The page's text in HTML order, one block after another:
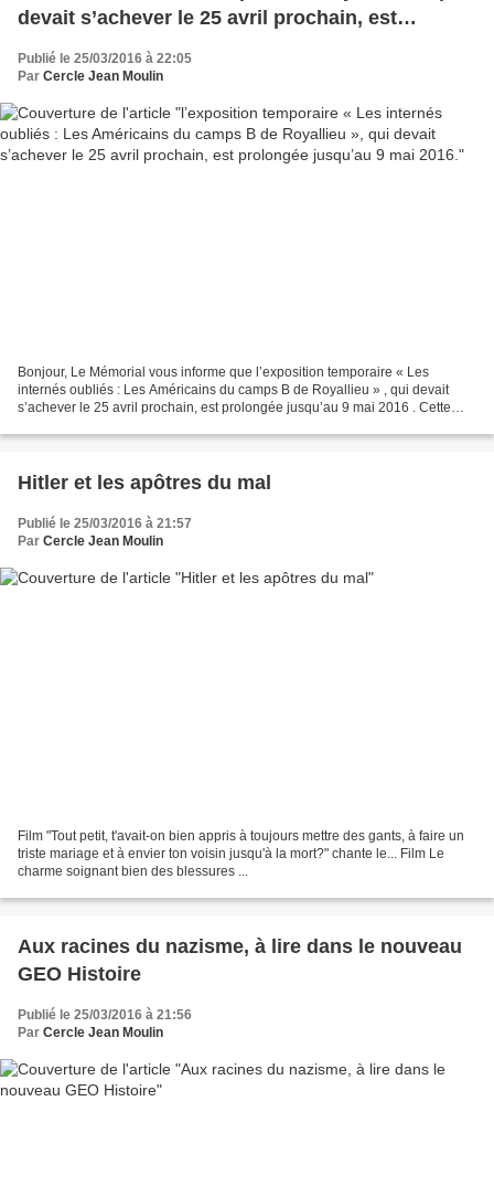
devait s’achever le 25 avril prochain, est
prolongée jusqu’au 9 mai 2016.
Publié le 25/03/2016 à 22:05
Par Cercle Jean Moulin
Bonjour, Le Mémorial vous informe que l’exposition temporaire « Les
internés oubliés : Les Américains du camps B de Royallieu » , qui devait
s’achever le 25 avril prochain, est prolongée jusqu’au 9 mai 2016 . Cette
Hitler et les apôtres du mal
Publié le 25/03/2016 à 21:57
Par Cercle Jean Moulin
Film "Tout petit, t'avait-on bien appris à toujours mettre des gants, à faire un
triste mariage et à envier ton voisin jusqu'à la mort?" chante le... Film Le
charme soignant bien des blessures ...
Aux racines du nazisme, à lire dans le nouveau
GEO Histoire
Publié le 25/03/2016 à 21:56
Par Cercle Jean Moulin